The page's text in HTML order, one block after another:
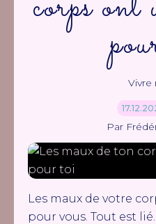
Vivre
Par
Les maux de votre
pour vous. Tout est